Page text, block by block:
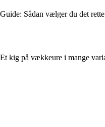
Guide: Sådan vælger du det
Et kig på vækkeure i mange